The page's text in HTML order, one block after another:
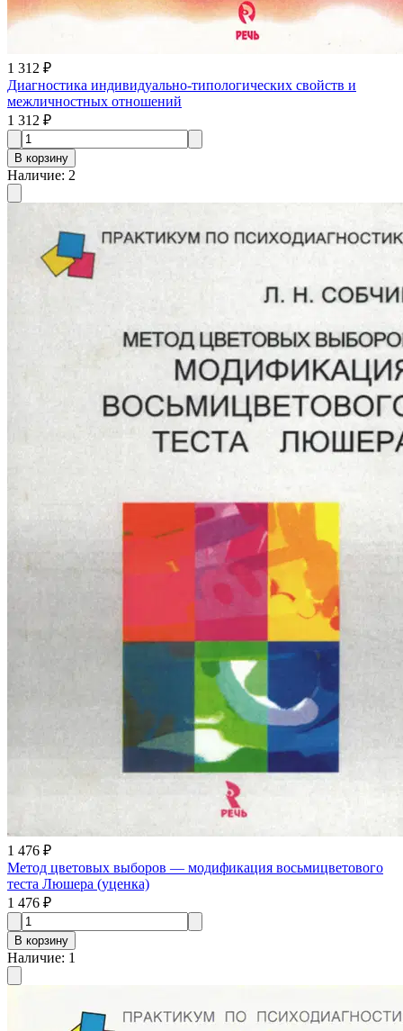
1 312 ₽
Диагностика индивидуально-типологических свойств и
межличностных отношений
1 312 ₽
В корзину
Наличие: 2
1 476 ₽
Метод цветовых выборов — модификация восьмицветового
теста Люшера (уценка)
1 476 ₽
В корзину
Наличие: 1